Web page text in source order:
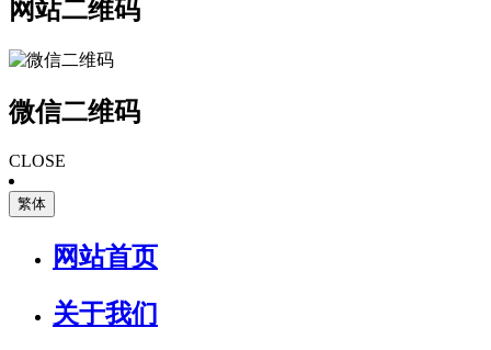
网站二维码
微信二维码
CLOSE
繁体
网站首页
关于我们